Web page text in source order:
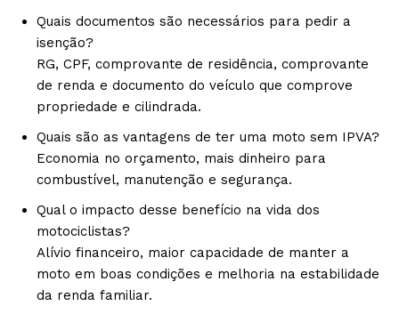
Quais documentos são necessários para pedir a
isenção?
RG, CPF, comprovante de residência, comprovante
de renda e documento do veículo que comprove
propriedade e cilindrada.
Quais são as vantagens de ter uma moto sem IPVA?
Economia no orçamento, mais dinheiro para
combustível, manutenção e segurança.
Qual o impacto desse benefício na vida dos
motociclistas?
Alívio financeiro, maior capacidade de manter a
moto em boas condições e melhoria na estabilidade
da renda familiar.